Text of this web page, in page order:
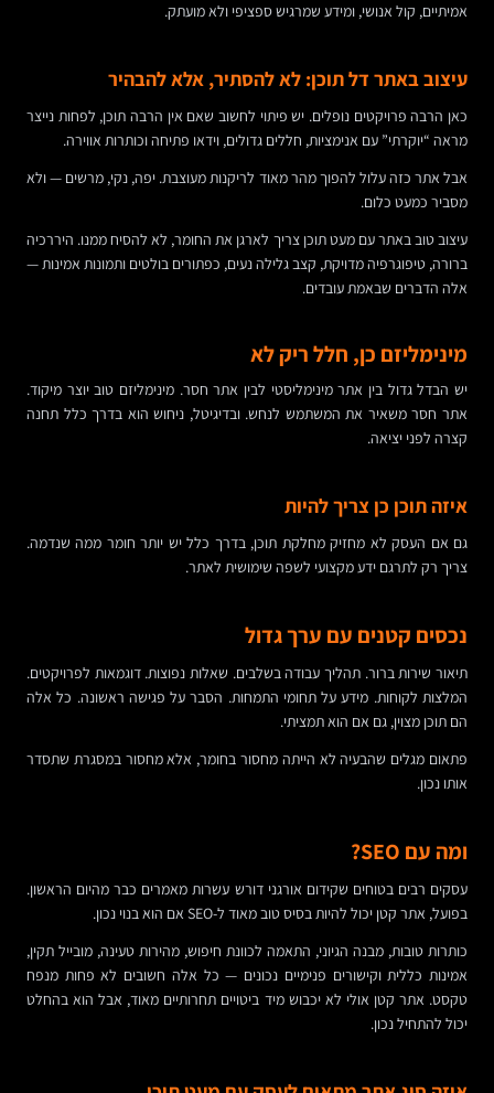
אמיתיים, קול אנושי, ומידע שמרגיש ספציפי ולא מועתק.
עיצוב באתר דל תוכן: לא להסתיר, אלא להבהיר
כאן הרבה פרויקטים נופלים. יש פיתוי לחשוב שאם אין הרבה תוכן, לפחות נייצר
מראה “יוקרתי” עם אנימציות, חללים גדולים, וידאו פתיחה וכותרות אווירה.
אבל אתר כזה עלול להפוך מהר מאוד לריקנות מעוצבת. יפה, נקי, מרשים — ולא
מסביר כמעט כלום.
עיצוב טוב באתר עם מעט תוכן צריך לארגן את החומר, לא להסיח ממנו. היררכיה
ברורה, טיפוגרפיה מדויקת, קצב גלילה נעים, כפתורים בולטים ותמונות אמינות —
אלה הדברים שבאמת עובדים.
מינימליזם כן, חלל ריק לא
יש הבדל גדול בין אתר מינימליסטי לבין אתר חסר. מינימליזם טוב יוצר מיקוד.
אתר חסר משאיר את המשתמש לנחש. ובדיגיטל, ניחוש הוא בדרך כלל תחנה
קצרה לפני יציאה.
איזה תוכן כן צריך להיות
גם אם העסק לא מחזיק מחלקת תוכן, בדרך כלל יש יותר חומר ממה שנדמה.
צריך רק לתרגם ידע מקצועי לשפה שימושית לאתר.
נכסים קטנים עם ערך גדול
תיאור שירות ברור. תהליך עבודה בשלבים. שאלות נפוצות. דוגמאות לפרויקטים.
המלצות לקוחות. מידע על תחומי התמחות. הסבר על פגישה ראשונה. כל אלה
הם תוכן מצוין, גם אם הוא תמציתי.
פתאום מגלים שהבעיה לא הייתה מחסור בחומר, אלא מחסור במסגרת שתסדר
אותו נכון.
ומה עם SEO?
עסקים רבים בטוחים שקידום אורגני דורש עשרות מאמרים כבר מהיום הראשון.
בפועל, אתר קטן יכול להיות בסיס טוב מאוד ל-SEO אם הוא בנוי נכון.
כותרות טובות, מבנה הגיוני, התאמה לכוונת חיפוש, מהירות טעינה, מובייל תקין,
אמינות כללית וקישורים פנימיים נכונים — כל אלה חשובים לא פחות מנפח
טקסט. אתר קטן אולי לא יכבוש מיד ביטויים תחרותיים מאוד, אבל הוא בהחלט
יכול להתחיל נכון.